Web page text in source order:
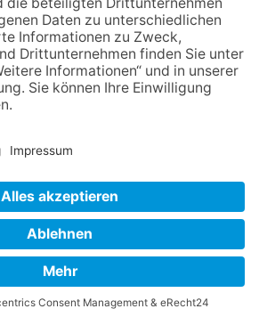
Gewinnspiel zum Start ins
Schuljahr
Ganz Niederhöchstadt wird zur
Festmeile
NACH OBEN
Netiquette FAQ
Powered bynative:media.